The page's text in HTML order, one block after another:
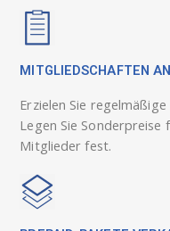
MITGLIEDSCHAFTEN
Erzielen Sie
Legen Sie
Mitglieder fest.